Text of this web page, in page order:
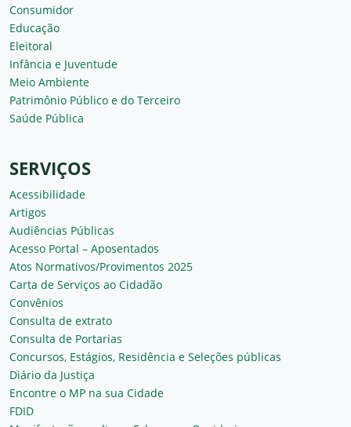
Consumidor
Educação
Eleitoral
Infância e Juventude
Meio Ambiente
Patrimônio Público e do Terceiro
Saúde Pública
SERVIÇOS
Acessibilidade
Artigos
Audiências Públicas
Acesso Portal – Aposentados
Atos Normativos/Provimentos 2025
Carta de Serviços ao Cidadão
Convênios
Consulta de extrato
Consulta de Portarias
Concursos, Estágios, Residência e Seleções públicas
Diário da Justiça
Encontre o MP na sua Cidade
FDID